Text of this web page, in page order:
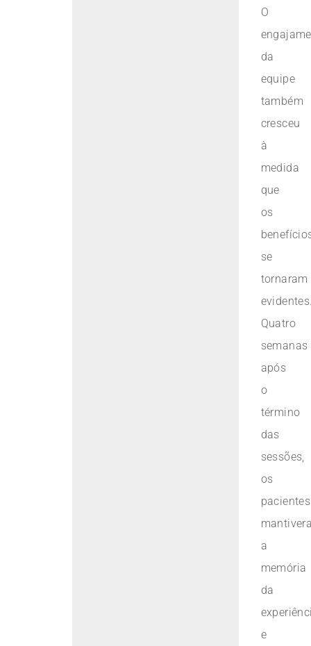
O
da
equipe
também
cresceu
à
medida
que
os
se
tornaram
Quatro
semanas
após
o
término
das
sessões,
os
pacientes
a
memória
da
e